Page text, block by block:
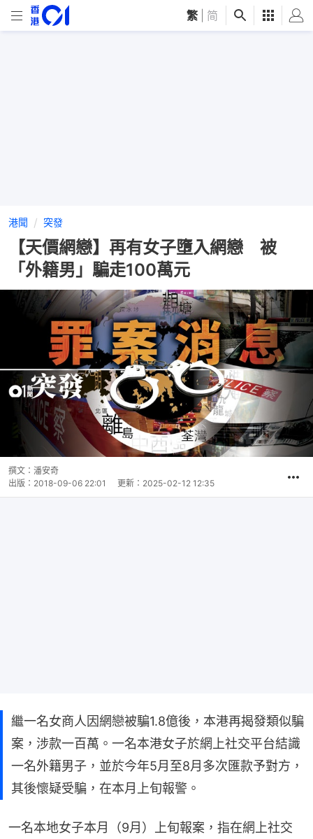
繁 简
港聞 突發
【天價網戀】再有女子墮入網戀 被
「外籍男」騙走100萬元
撰文： 潘安奇
出版： 2018-09-06 22:01 更新： 2025-02-12 12:35
繼一名女商人因網戀被騙1.8億後，本港再揭發類似騙
案，涉款一百萬。一名本港女子於網上社交平台結識
一名外籍男子，並於今年5月至8月多次匯款予對方，
其後懷疑受騙，在本月上旬報警。
一名本地女子本月（9月）上旬報案，指在網上社交